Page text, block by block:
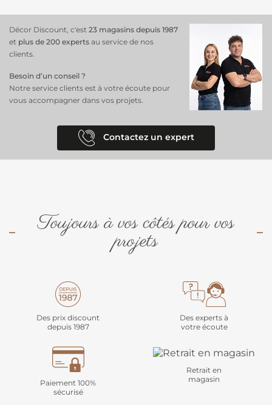
Décor Discount, c'est 23 magasins depuis 1987
et plus de 200 experts au service de nos
clients.
Besoin d’un conseil ?
Notre service clients est à votre écoute pour
vous accompagner dans vos projets.
Contactez un expert
Toujours à vos côtés pour vos
projets
Des prix discount
depuis 1987
Des experts à
votre écoute
Paiement 100%
sécurisé
Retrait en
magasin